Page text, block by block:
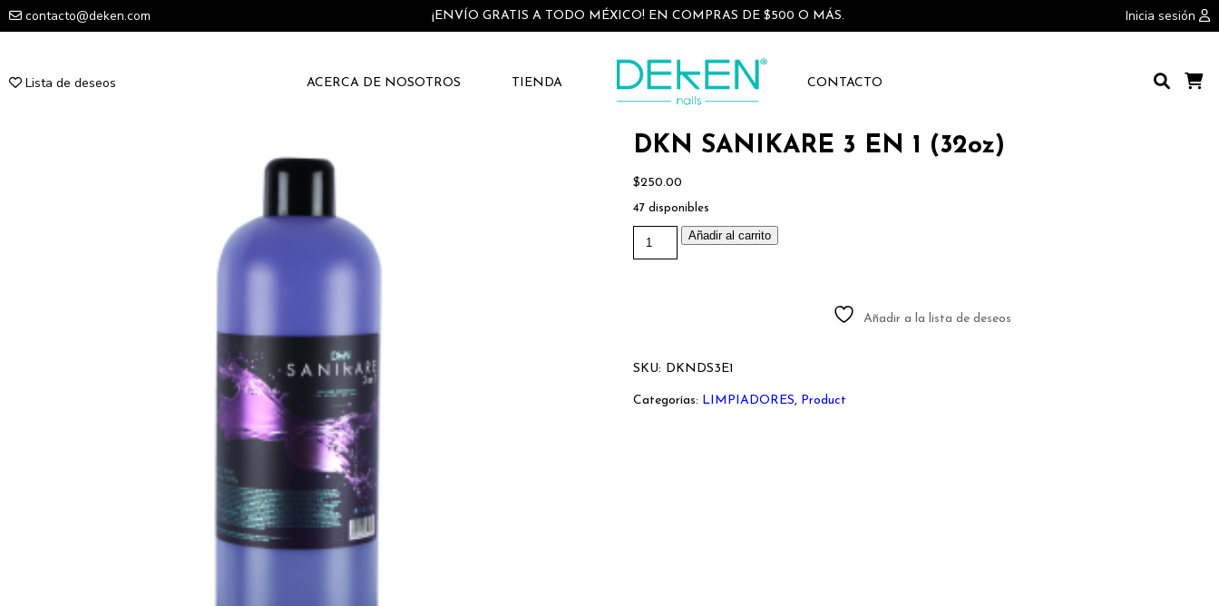
contacto@deken.com ¡ENVÍO GRATIS A TODO MÉXICO! EN COMPRAS DE $500 O MÁS. Inicia sesión
Lista de deseos ACERCA DE NOSOTROS TIENDA CONTACTO
DKN SANIKARE 3 EN 1 (32oz)
$250.00
47 disponibles
DKN
SANIKARE
3
Añadir al carrito
Añadir a la lista de deseos
SKU: DKNDS3E1
Categorías: LIMPIADORES, Product